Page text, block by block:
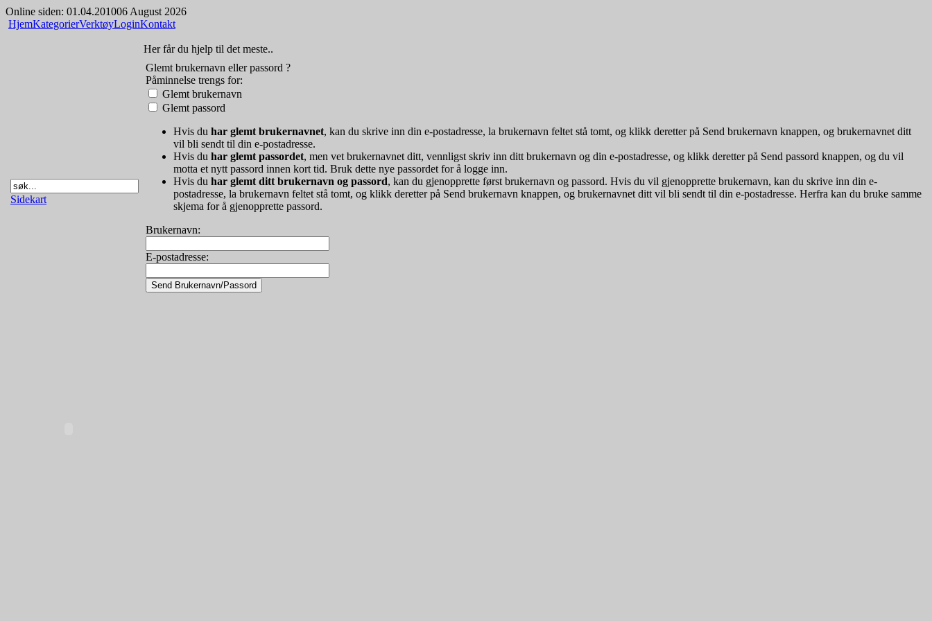
Online siden: 01.04.201006 August 2026
HjemKategorierVerktøyLoginKontakt
Sidekart
Her får du hjelp til det meste..
Glemt brukernavn eller passord ?
Påminnelse trengs for:
Glemt brukernavn
Glemt passord
Hvis du har glemt brukernavnet, kan du skrive inn din e-postadresse, la brukernavn feltet stå tomt, og klikk deretter på Send brukernavn knappen, og brukernavnet ditt
vil bli sendt til din e-postadresse.
Hvis du har glemt passordet, men vet brukernavnet ditt, vennligst skriv inn ditt brukernavn og din e-postadresse, og klikk deretter på Send passord knappen, og du vil
motta et nytt passord innen kort tid. Bruk dette nye passordet for å logge inn.
Hvis du har glemt ditt brukernavn og passord, kan du gjenopprette først brukernavn og passord. Hvis du vil gjenopprette brukernavn, kan du skrive inn din e-
postadresse, la brukernavn feltet stå tomt, og klikk deretter på Send brukernavn knappen, og brukernavnet ditt vil bli sendt til din e-postadresse. Herfra kan du bruke samme
skjema for å gjenopprette passord.
Brukernavn:
E-postadresse: